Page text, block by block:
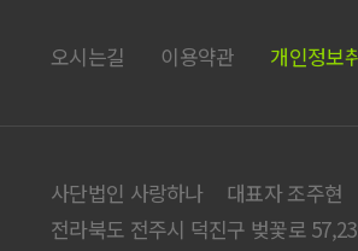
오시는길 이용약관 개인정보
사단법인 사랑하나 대표자 조주현
전라북도 전주시 덕진구 벚꽃로